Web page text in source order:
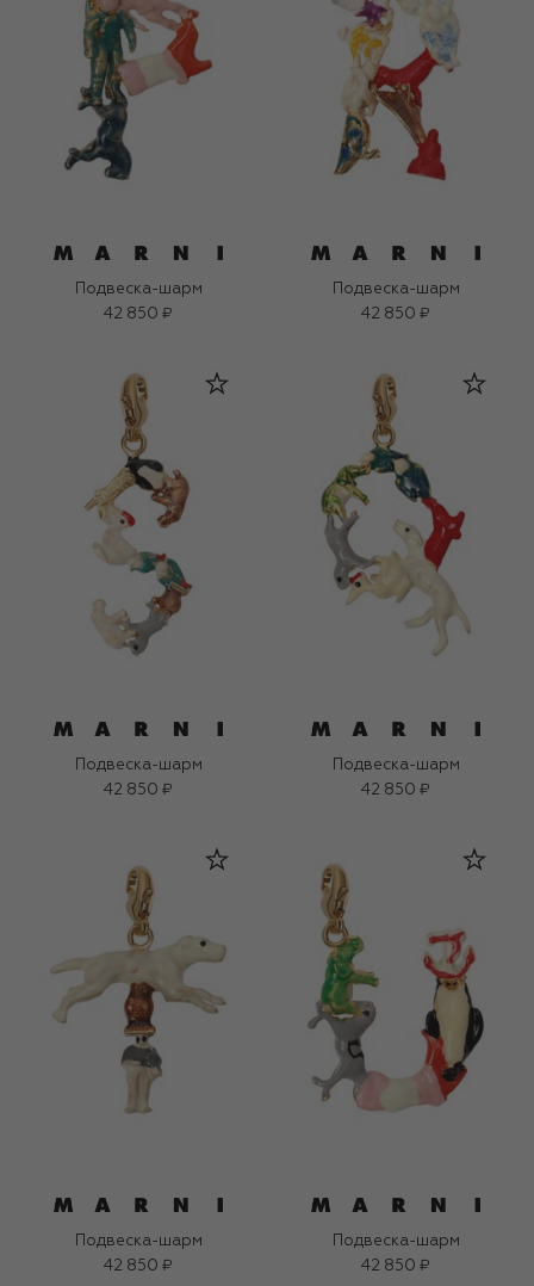
Подвеска-шарм
42 850 ₽
Подвеска-шарм
42 850 ₽
Подвеска-шарм
42 850 ₽
Подвеска-шарм
42 850 ₽
Подвеска-шарм
42 850 ₽
Подвеска-шарм
42 850 ₽